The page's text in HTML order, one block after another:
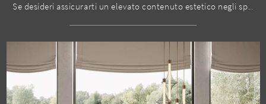
Se desideri assicurarti un elevato contenuto estetico negli spazi domestici, ma vuoi anche sfruttare bene forma e dimensioni delle stanze, allora le ...